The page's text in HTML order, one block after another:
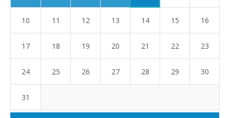
10 11 12 13 14 15 16
17 18 19 20 21 22 23
24 25 26 27 28 29 30
31